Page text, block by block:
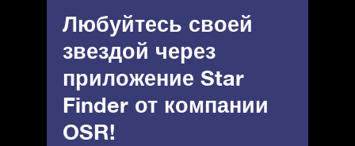
Любуйтесь своей
звездой через
приложение Star
Finder от компании
OSR!